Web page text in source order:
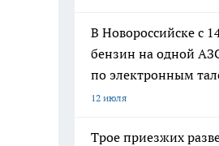
В Новороссийске с
бензин на одной
по электронным
12 июля
Трое приезжих